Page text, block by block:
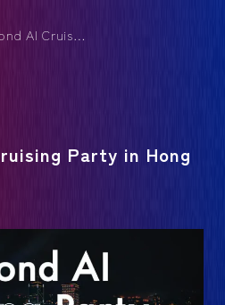
2025 Beyond AI Cruising Party in Hong Kong 開催報告
Party in Hong